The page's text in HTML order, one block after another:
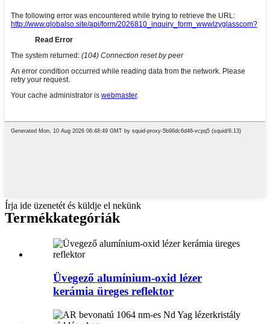
Írja ide üzenetét és küldje el nekünk
Termékkategóriák
Üvegező alumínium-oxid lézer
kerámia üreges reflektor